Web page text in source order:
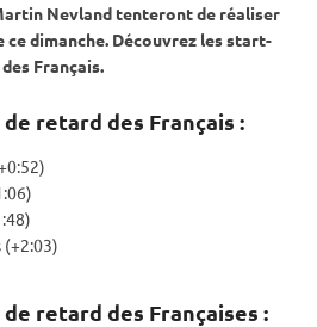
Nevland tenteront de réaliser
ce dimanche. Découvrez les start-
Français.
retard des Français :
(+2:03)
retard des Françaises :